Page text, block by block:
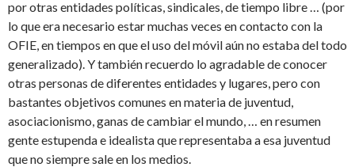
por otras entidades políticas, sindicales, de tiempo libre … (por
lo que era necesario estar muchas veces en contacto con la
OFIE, en tiempos en que el uso del móvil aún no estaba del todo
generalizado). Y también recuerdo lo agradable de conocer
otras personas de diferentes entidades y lugares, pero con
bastantes objetivos comunes en materia de juventud,
asociacionismo, ganas de cambiar el mundo, … en resumen
gente estupenda e idealista que representaba a esa juventud
que no siempre sale en los medios.